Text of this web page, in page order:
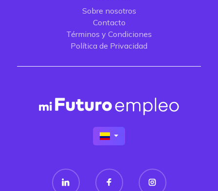
Sobre nosotros
Contacto
Términos y Condiciones
Política de Privacidad